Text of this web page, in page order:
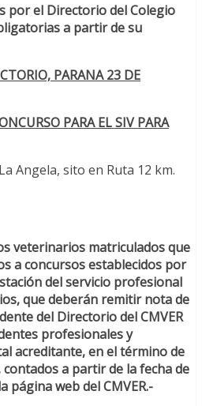
por el Directorio del Colegio
a partir de su
PARANA 23 DE
PARA EL SIV PARA
Angela, sito en Ruta 12 km.
veterinarios matriculados que
a concursos establecidos por
del servicio profesional
que deberán remitir nota de
del Directorio del CMVER
profesionales y
acreditante, en el término de
a partir de la fecha de
página web del CMVER.-